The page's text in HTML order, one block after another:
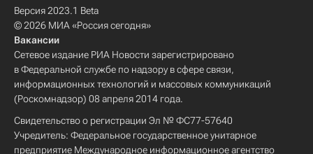
Версия 2023.1 Beta
© 2026 МИА «Россия сегодня»
Вакансии
Сетевое издание РИА Новости зарегистрировано
в Федеральной службе по надзору в сфере связи,
информационных технологий и массовых коммуникаций
(Роскомнадзор) 08 апреля 2014 года.
Свидетельство о регистрации Эл № ФС77-57640
Учредитель: Федеральное государственное унитарное
предприятие Международное информационное агентство